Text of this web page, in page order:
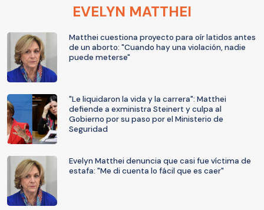
EVELYN MATTHEI
Matthei cuestiona proyecto para oír latidos antes
de un aborto: "Cuando hay una violación, nadie
puede meterse"
"Le liquidaron la vida y la carrera": Matthei
defiende a exministra Steinert y culpa al
Gobierno por su paso por el Ministerio de
Seguridad
Evelyn Matthei denuncia que casi fue víctima de
estafa: "Me di cuenta lo fácil que es caer"